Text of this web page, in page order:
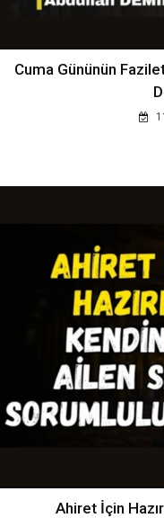
Cuma Gününün
Ahiret İçin